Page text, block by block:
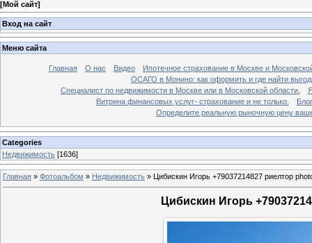
[Мой сайт]
Вход на сайт
Меню сайта
Главная О нас Видео
Ипотечное страхование в Москве и
ОСАГО в Монино: как оформить и где найти
Специалист по недвижимости в Москве или в Московской области.
Витрина финансовых услуг- страхование и не только.
Блог
Определите реальную рыночную цену
Categories
Недвижимость [1636]
Главная » Фотоальбом » Недвижимость » Цибискин Игорь +79037214827 риелтор
Цибискин Игорь